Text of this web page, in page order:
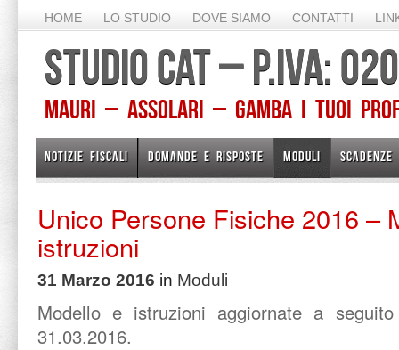
HOME LO STUDIO DOVE SIAMO CONTATTI
STUDIO CAT – P.IVA:
Mauri – Assolari – Gamba I TUOI
NOTIZIE FISCALI DOMANDE E RISPOSTE MODULI SCADENZE
Unico Persone Fisiche 2016 –
istruzioni
31 Marzo 2016 in Moduli
Modello e istruzioni aggiornate a
31.03.2016.